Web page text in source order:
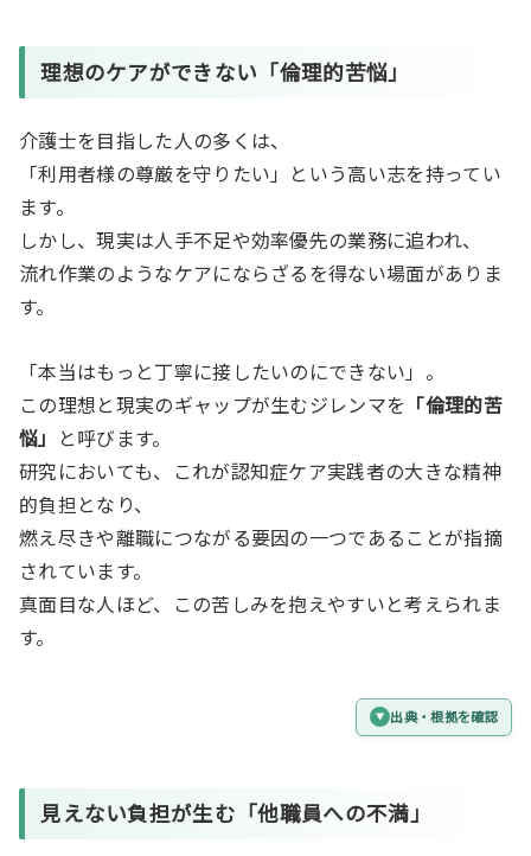
理想のケアができない「倫理的苦悩」
介護士を目指した人の多くは、
「利用者様の尊厳を守りたい」という高い志を持ってい
ます。
しかし、現実は人手不足や効率優先の業務に追われ、
流れ作業のようなケアにならざるを得ない場面がありま
す。
「本当はもっと丁寧に接したいのにできない」。
この理想と現実のギャップが生むジレンマを 「倫理的苦
悩」 と呼びます。
研究においても、これが認知症ケア実践者の大きな精神
的負担となり、
燃え尽きや離職につながる要因の一つであることが指摘
されています。
真面目な人ほど、この苦しみを抱えやすいと考えられま
す。
出典・根拠を確認
見えない負担が生む「他職員への不満」